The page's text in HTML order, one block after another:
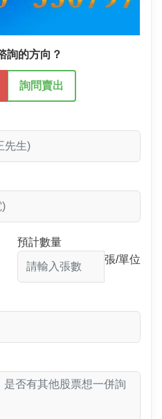
詢的方向？
詢問賣出
預計數量
張/單位